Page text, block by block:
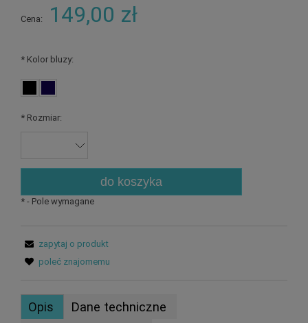
Cena: 149,00 zł
*Kolor bluzy:
*Rozmiar:
do koszyka
*- Pole wymagane
zapytaj o produkt
poleć znajomemu
Opis
Dane techniczne